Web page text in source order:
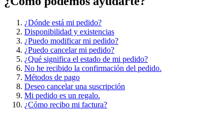
¿Dónde está mi pedido?
Disponibilidad y existencias
¿Puedo modificar mi pedido?
¿Puedo cancelar mi pedido?
¿Qué significa el estado de mi pedido?
No he recibido la confirmación del pedido.
Métodos de pago
Deseo cancelar una suscripción
Mi pedido es un regalo.
¿Cómo recibo mi factura?